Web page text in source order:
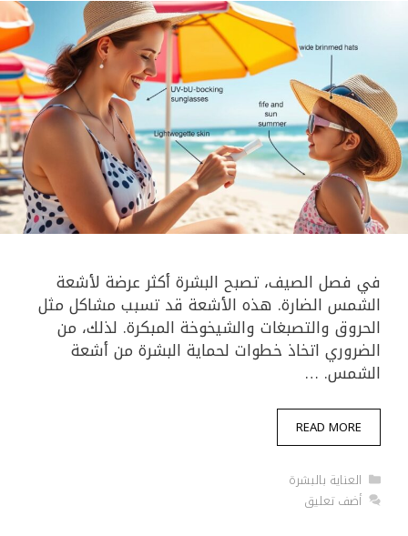
في فصل الصيف، تصبح البشرة أكثر عرضة لأشعة
الشمس الضارة. هذه الأشعة قد تسبب مشاكل مثل
الحروق والتصبغات والشيخوخة المبكرة. لذلك، من
الضروري اتخاذ خطوات لحماية البشرة من أشعة
الشمس. …
READ MORE
التصنيفات
العناية بالبشرة
أضف تعليق